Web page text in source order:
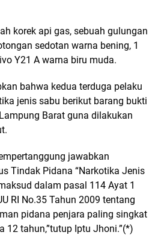
korek api gas, sebuah gulungan
sedotan warna bening, 1
Y21 A warna biru muda.
bahwa kedua terduga pelaku
jenis sabu berikut barang bukti
Barat guna dilakukan
jawabkan
Tindak Pidana “Narkotika Jenis
dalam pasal 114 Ayat 1
RI No.35 Tahun 2009 tentang
pidana penjara paling singkat
12 tahun,”tutup Iptu Jhoni.”(*)